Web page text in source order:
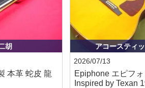
胡
本革 蛇皮 龍
アコースティ
2026/07/13
Epiphone エピフ
Inspired by Texan